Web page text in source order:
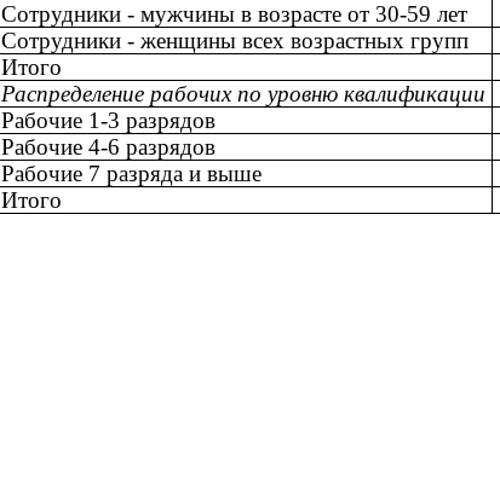
Сотрудники - мужчины в возрасте от 30-59 лет
Сотрудники - женщины всех возрастных групп
Итого
Распределение рабочих по уровню квалификации
Рабочие 1-3 разрядов
Рабочие 4-6 разрядов
Рабочие 7 разряда и выше
Итого